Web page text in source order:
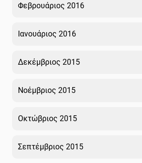
Φεβρουάριος 2016
Ιανουάριος 2016
Δεκέμβριος 2015
Νοέμβριος 2015
Οκτώβριος 2015
Σεπτέμβριος 2015